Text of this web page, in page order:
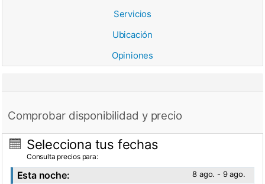
Servicios
Ubicación
Opiniones
Comprobar disponibilidad y precio
Selecciona tus fechas
Consulta precios para:
Esta noche: 8 ago. - 9 ago.